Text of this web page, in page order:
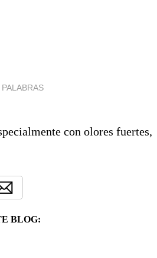
PALABRAS
con olores fuertes,
BLOG: